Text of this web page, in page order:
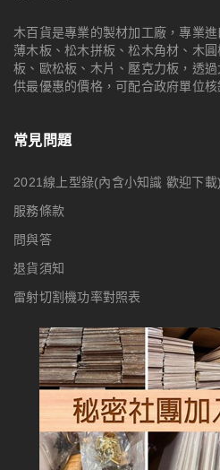
木百貨是專業的製材加工廠，專業
薄木板、松木拼板、松木角材、木
板、歐松板、木片、壓克力板，透
供最優惠的價格，可配合政府單位核
常見問題
2021線上型錄(內含小知識 歡迎下載)
服務條款
問與答
退貨須知
雷射切割機功率對照表